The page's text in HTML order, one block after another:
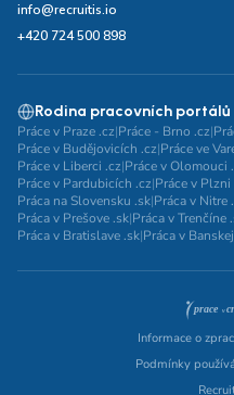
info@recruitis.io
+420 724 500 898
Rodina pracovních portálů
Práce v Praze .cz|Práce - Brno .cz|
Práce v Budějovicích .cz|Práce ve
Práce v Liberci .cz|Práce v Olomouci
Práce v Pardubicích .cz|Práce v Plzni
Práca na Slovensku .sk|Práca v Nitre
Práca v Prešove .sk|Práca v Trenčíne
Práca v Bratislave .sk|Práca v
Informace o
Podmínky